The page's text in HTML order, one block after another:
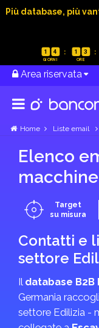
Più database, più
1 4 1 3
Area riservata
Home Liste email
Elenco
Target
su misura
Contatti e
settore
Il database B2B
Germania
settore Edilizia -